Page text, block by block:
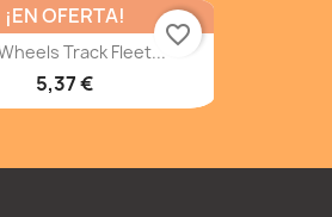
Track Fleet...
5,37 €
¡EN OFERTA!
favorite_border